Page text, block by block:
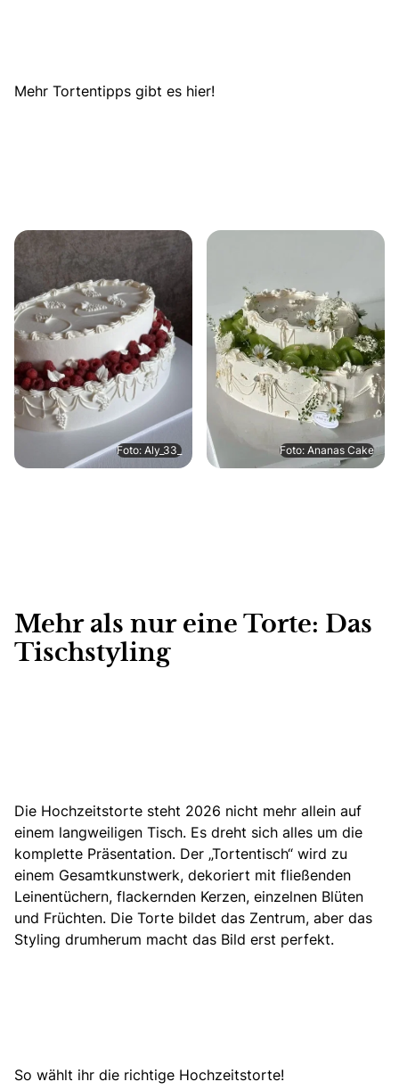
Mehr Tortentipps gibt es hier!
Foto: Aly_33_ Foto: Ananas Cake
Mehr als nur eine Torte: Das
Tischstyling
Die Hochzeitstorte steht 2026 nicht mehr allein auf
einem langweiligen Tisch. Es dreht sich alles um die
komplette Präsentation. Der „Tortentisch“ wird zu
einem Gesamtkunstwerk, dekoriert mit fließenden
Leinentüchern, flackernden Kerzen, einzelnen Blüten
und Früchten. Die Torte bildet das Zentrum, aber das
Styling drumherum macht das Bild erst perfekt.
So wählt ihr die richtige Hochzeitstorte!